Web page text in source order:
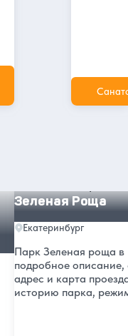
Зеленая Роща
Екатеринбург
Парк Зеленая роща в
подробное
адрес и карта
историю парка,